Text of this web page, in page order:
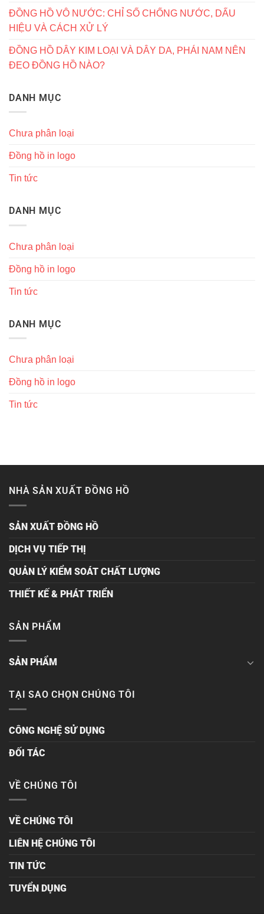
ĐỒNG HỒ VÔ NƯỚC: CHỈ SỐ CHỐNG NƯỚC, DẤU
HIỆU VÀ CÁCH XỬ LÝ
ĐỒNG HỒ DÂY KIM LOẠI VÀ DÂY DA, PHÁI NAM NÊN
ĐEO ĐỒNG HỒ NÀO?
DANH MỤC
Chưa phân loại
Đồng hồ in logo
Tin tức
DANH MỤC
Chưa phân loại
Đồng hồ in logo
Tin tức
DANH MỤC
Chưa phân loại
Đồng hồ in logo
Tin tức
NHÀ SẢN XUẤT ĐỒNG HỒ
SẢN XUẤT ĐỒNG HỒ
DỊCH VỤ TIẾP THỊ
QUẢN LÝ KIỂM SOÁT CHẤT LƯỢNG
THIẾT KẾ & PHÁT TRIỂN
SẢN PHẨM
SẢN PHẨM
TẠI SAO CHỌN CHÚNG TÔI
CÔNG NGHỆ SỬ DỤNG
ĐỐI TÁC
VỀ CHÚNG TÔI
VỀ CHÚNG TÔI
LIÊN HỆ CHÚNG TÔI
TIN TỨC
TUYỂN DỤNG